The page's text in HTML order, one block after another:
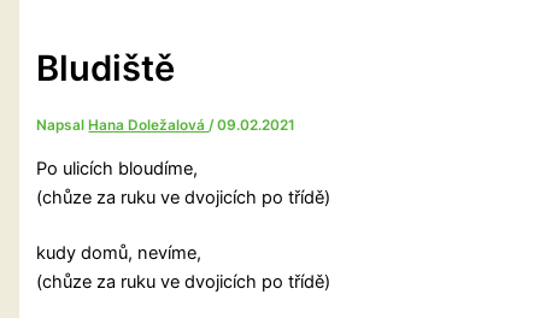
Bludiště
Napsal Hana Doležalová/09.02.2021
Po ulicích bloudíme,
(chůze za ruku ve dvojicích po třídě)
kudy domů, nevíme,
(chůze za ruku ve dvojicích po třídě)